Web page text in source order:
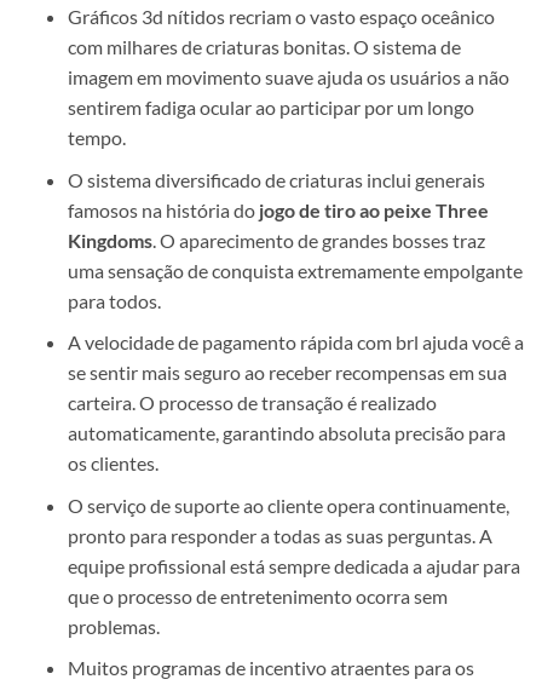
Gráficos 3d nítidos recriam o vasto espaço oceânico
com milhares de criaturas bonitas. O sistema de
imagem em movimento suave ajuda os usuários a não
sentirem fadiga ocular ao participar por um longo
tempo.
O sistema diversificado de criaturas inclui generais
famosos na história do jogo de tiro ao peixe Three
Kingdoms. O aparecimento de grandes bosses traz
uma sensação de conquista extremamente empolgante
para todos.
A velocidade de pagamento rápida com brl ajuda você a
se sentir mais seguro ao receber recompensas em sua
carteira. O processo de transação é realizado
automaticamente, garantindo absoluta precisão para
os clientes.
O serviço de suporte ao cliente opera continuamente,
pronto para responder a todas as suas perguntas. A
equipe profissional está sempre dedicada a ajudar para
que o processo de entretenimento ocorra sem
problemas.
Muitos programas de incentivo atraentes para os